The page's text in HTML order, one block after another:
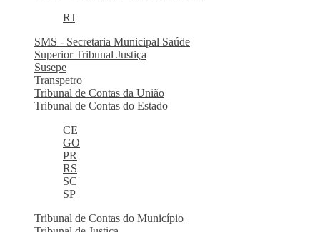
RJ
SMS - Secretaria Municipal Saúde
Superior Tribunal Justiça
Susepe
Transpetro
Tribunal de Contas da União
Tribunal de Contas do Estado
CE
GO
PR
RS
SC
SP
Tribunal de Contas do Município